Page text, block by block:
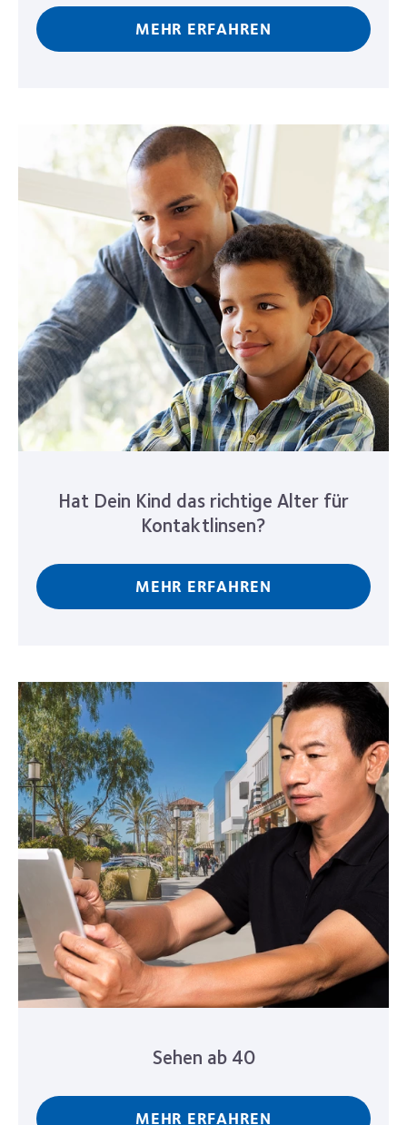
MEHR ERFAHREN
Hat Dein Kind das richtige Alter für
Kontaktlinsen?
MEHR ERFAHREN
Sehen ab 40
MEHR ERFAHREN